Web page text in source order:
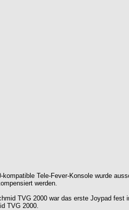
kompatible Tele-Fever-Konsole wurde
werden.
TVG 2000 war das erste Joypad
TVG 2000.